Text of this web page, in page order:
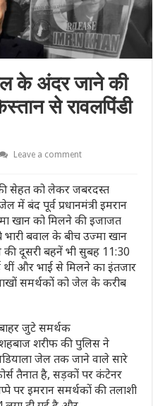
के अंदर जाने की
से रावलपिंडी
Leave a comment
सेहत को लेकर जबरदस्त
में बंद पूर्व प्रधानमंत्री इमरान
खान को मिलने की इजाजत
बवाल के बीच उज्मा खान
दूसरी बहनें भी सुबह 11:30
और भाई से मिलने का इंतजार
समर्थकों को जेल के करीब
जुटे समर्थक
शरीफ की पुलिस ने
जेल तक जाने वाले सारे
तैनात है, सड़कों पर कंटेनर
पर इमरान समर्थकों की तलाशी